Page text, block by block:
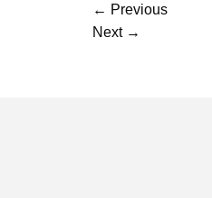
← Previous
Next →